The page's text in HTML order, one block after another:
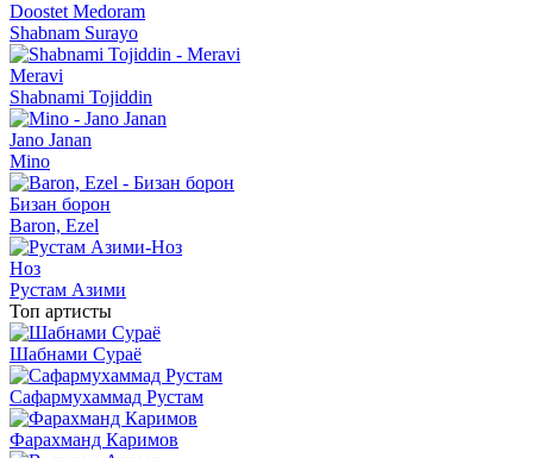
Doostet Medoram
Shabnam Surayo
Meravi
Shabnami Tojiddin
Jano Janan
Mino
Бизан борон
Baron, Ezel
Ноз
Рустам Азими
Топ артисты
Шабнами Сураё
Сафармухаммад Рустам
Фарахманд Каримов